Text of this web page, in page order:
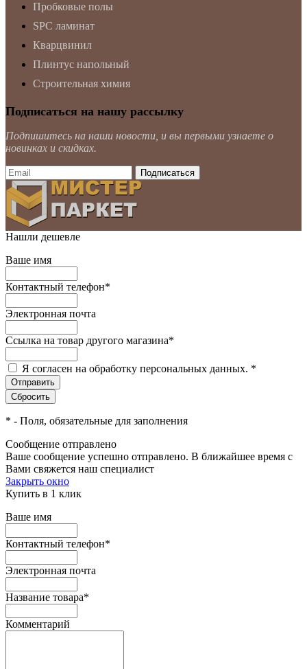
Пробковые полы
SPC ламинат
Кварцвинил
Плинтус напольный
Строительная химия
Подписаться на нашу рассылку
Подпишитесь на наши новости, и вы первыми узнаете о
новинках и скидках.
Нашли дешевле
Ваше имя
Контактный телефон*
Электронная почта
Ссылка на товар другого магазина*
Я согласен на обработку персональных данных. *
* - Поля, обязательные для заполнения
Сообщение отправлено
Ваше сообщение успешно отправлено. В ближайшее время с
Вами свяжется наш специалист
Закрыть окно
Купить в 1 клик
Ваше имя
Контактный телефон*
Электронная почта
Название товара*
Комментарий